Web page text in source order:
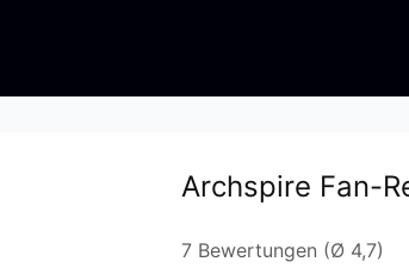
Archspire Fan-
7 Bewertungen (Ø 4,7)